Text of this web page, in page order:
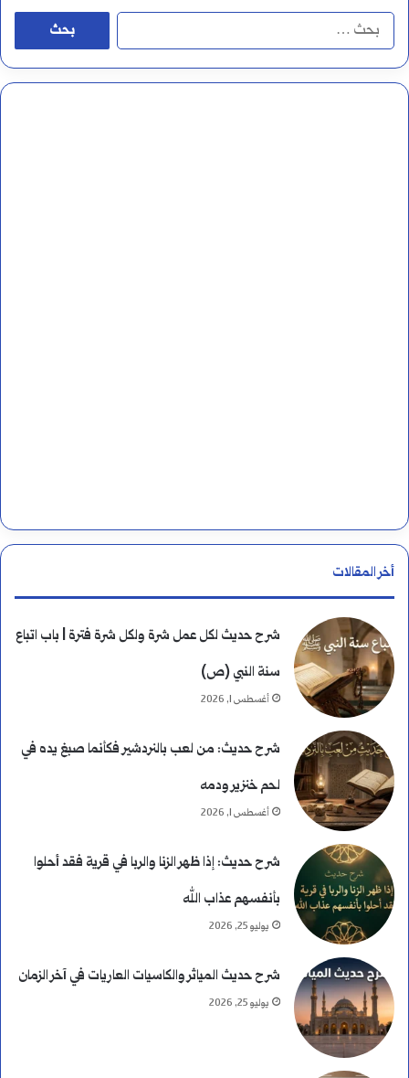
ل
أخر المقالات
شرح حديث لكل عمل شرة ولكل شرة فترة | باب اتباع
سنة النبي (ص)
أغسطس 1, 2026
شرح حديث: من لعب بالنردشير فكأنما صبغ يده في
لحم خنزير ودمه
أغسطس 1, 2026
شرح حديث: إذا ظهر الزنا والربا في قرية فقد أحلوا
بأنفسهم عذاب الله
يوليو 25, 2026
شرح حديث المياثر والكاسيات العاريات في آخر الزمان
يوليو 25, 2026